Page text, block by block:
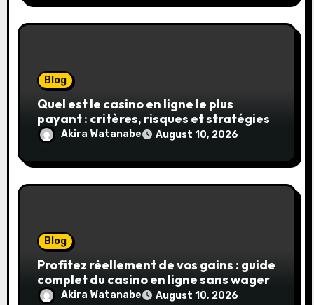
Blog
Quel est le casino en ligne le plus
payant : critères, risques et stratégies
Akira Watanabe August 10, 2026
Blog
Profitez réellement de vos gains : guide
complet du casino en ligne sans wager
Akira Watanabe August 10, 2026